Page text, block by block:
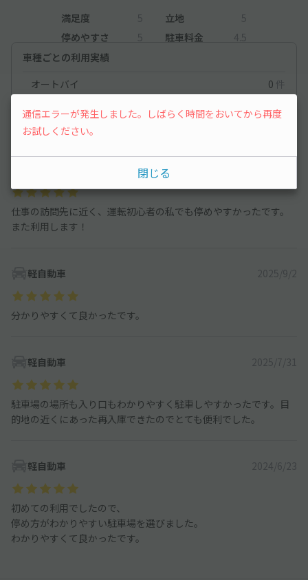
満足度 5 立地
5
停めやすさ
5 駐車料金
4.5
車種ごとの利用実績
オートバイ
0 件
軽自動車
73件
コンパクトカー
仕事の訪問先に近く、運転初心者の私でも停めやすかったです。
また利用します！
軽自動車 2025/9/2
分かりやすくて良かったです。
軽自動車 2025/7/31
駐車場の場所も入り口もわかりやすく駐車しやすかったです。目
的地の近くにあった再入庫できたのでとても便利でした。
軽自動車 2024/6/23
初めての利用でしたので、
停め方がわかりやすい駐車場を選びました。
わかりやすくて良かったです。
通信エラーが発生しました。しばらく時間をおいてから再度
お試しください。
閉じる